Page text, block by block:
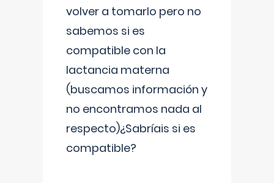
volver a tomarlo pero no
sabemos si es
compatible con la
lactancia materna
(buscamos información y
no encontramos nada al
respecto)¿Sabríais si es
compatible?